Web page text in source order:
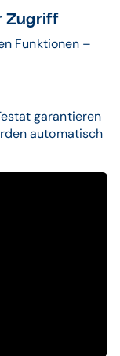
Zugriff
Funktionen –
garantieren
automatisch